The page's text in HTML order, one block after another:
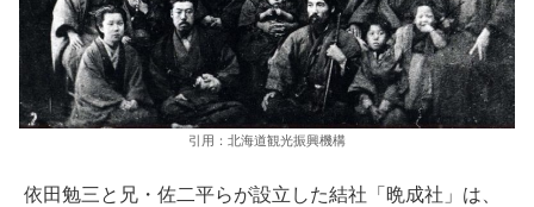
引用：北海道観光振興機構
依田勉三と兄・佐二平らが設立した結社「晩成社」は、